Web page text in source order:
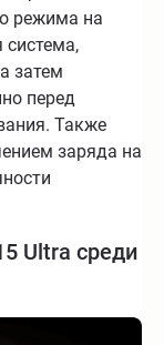
режима на
система,
затем
перед
Также
заряда на
Ultra среди